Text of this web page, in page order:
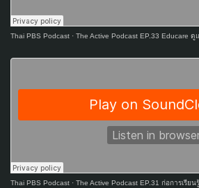
Thai PBS Podcast · The Active Podcast EP.33 Educare ดู
Thai PBS Podcast · The Active Podcast EP.31 ก่อการเรีย